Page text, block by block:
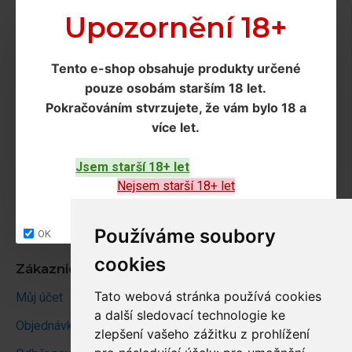
Používáme soubory
cookies
Tato webová stránka používá cookies
a další sledovací technologie ke
zlepšení vašeho zážitku z prohlížení
Upozornění 18+
Tento e-shop obsahuje produkty určené
pouze osobám starším 18 let.
Pokračováním stvrzujete, že vám bylo 18 a
více let.
Jsem starší 18+ let
Nejsem starší 18+ let
OK
Ochrana os. údajů
Obchodní podmínky
Site map
Zákaznický účet
Můj účet
Objednávky